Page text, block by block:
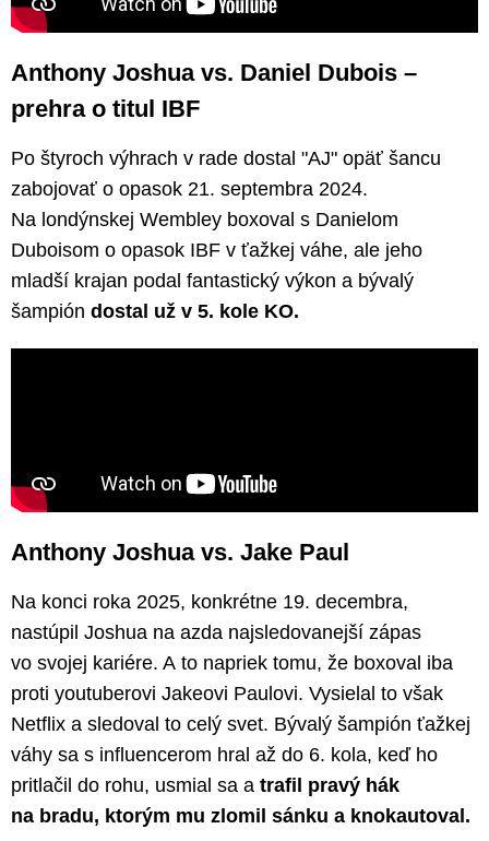
Anthony Joshua vs. Daniel Dubois –
prehra o titul IBF
Po štyroch výhrach v rade dostal "AJ" opäť šancu
zabojovať o opasok 21. septembra 2024.
Na londýnskej Wembley boxoval s Danielom
Duboisom o opasok IBF v ťažkej váhe, ale jeho
mladší krajan podal fantastický výkon a bývalý
šampión dostal už v 5. kole KO.
Anthony Joshua vs. Jake Paul
Na konci roka 2025, konkrétne 19. decembra,
nastúpil Joshua na azda najsledovanejší zápas
vo svojej kariére. A to napriek tomu, že boxoval iba
proti youtuberovi Jakeovi Paulovi. Vysielal to však
Netflix a sledoval to celý svet. Bývalý šampión ťažkej
váhy sa s influencerom hral až do 6. kola, keď ho
pritlačil do rohu, usmial sa a trafil pravý hák
na bradu, ktorým mu zlomil sánku a knokautoval.